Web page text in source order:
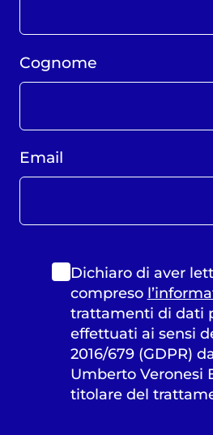
Cognome
Email
Dichiaro di aver
compreso
trattamenti di dati
effettuati ai sensi
2016/679 (GDPR)
Umberto Veronesi
titolare del